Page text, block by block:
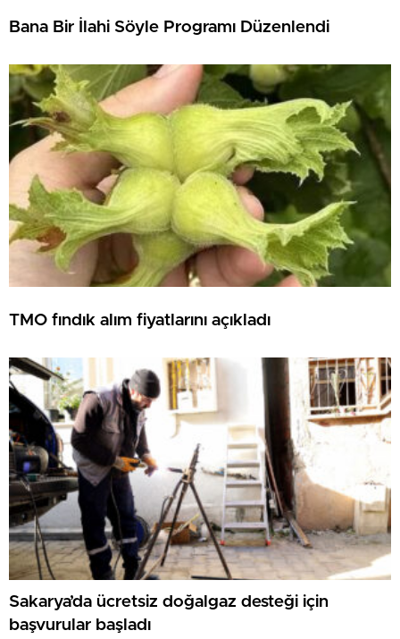
Bana Bir İlahi Söyle Programı Düzenlendi
TMO fındık alım fiyatlarını açıkladı
Sakarya’da ücretsiz doğalgaz desteği için
başvurular başladı